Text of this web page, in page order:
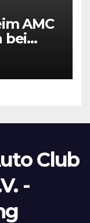
AMC
bei
Club
-